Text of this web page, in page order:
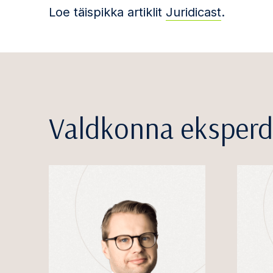
Loe täispikka artiklit Juridicast.
Valdkonna